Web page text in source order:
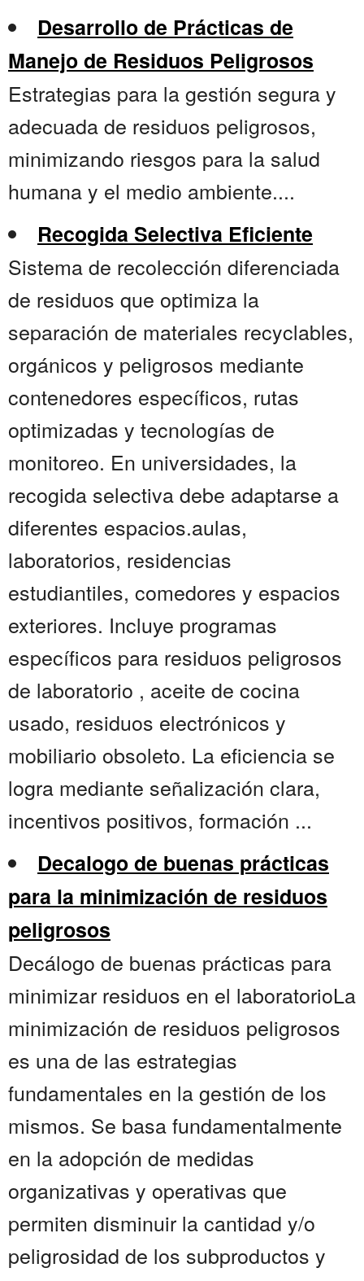
Desarrollo de Prácticas de
Manejo de Residuos Peligrosos
Estrategias para la gestión segura y
adecuada de residuos peligrosos,
minimizando riesgos para la salud
humana y el medio ambiente....
Recogida Selectiva Eficiente
Sistema de recolección diferenciada
de residuos que optimiza la
separación de materiales recyclables,
orgánicos y peligrosos mediante
contenedores específicos, rutas
optimizadas y tecnologías de
monitoreo. En universidades, la
recogida selectiva debe adaptarse a
diferentes espacios.aulas,
laboratorios, residencias
estudiantiles, comedores y espacios
exteriores. Incluye programas
específicos para residuos peligrosos
de laboratorio , aceite de cocina
usado, residuos electrónicos y
mobiliario obsoleto. La eficiencia se
logra mediante señalización clara,
incentivos positivos, formación ...
Decalogo de buenas prácticas
para la minimización de residuos
peligrosos
Decálogo de buenas prácticas para
minimizar residuos en el laboratorioLa
minimización de residuos peligrosos
es una de las estrategias
fundamentales en la gestión de los
mismos. Se basa fundamentalmente
en la adopción de medidas
organizativas y operativas que
permiten disminuir la cantidad y/o
peligrosidad de los subproductos y